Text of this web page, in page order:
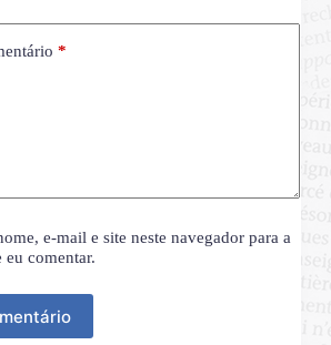
*
e-mail e site neste navegador para a
comentar.